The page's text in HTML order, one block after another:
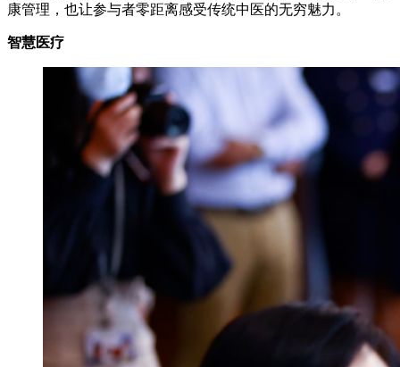
康管理，也让参与者零距离感受传统中医的无穷魅力。
智慧医疗